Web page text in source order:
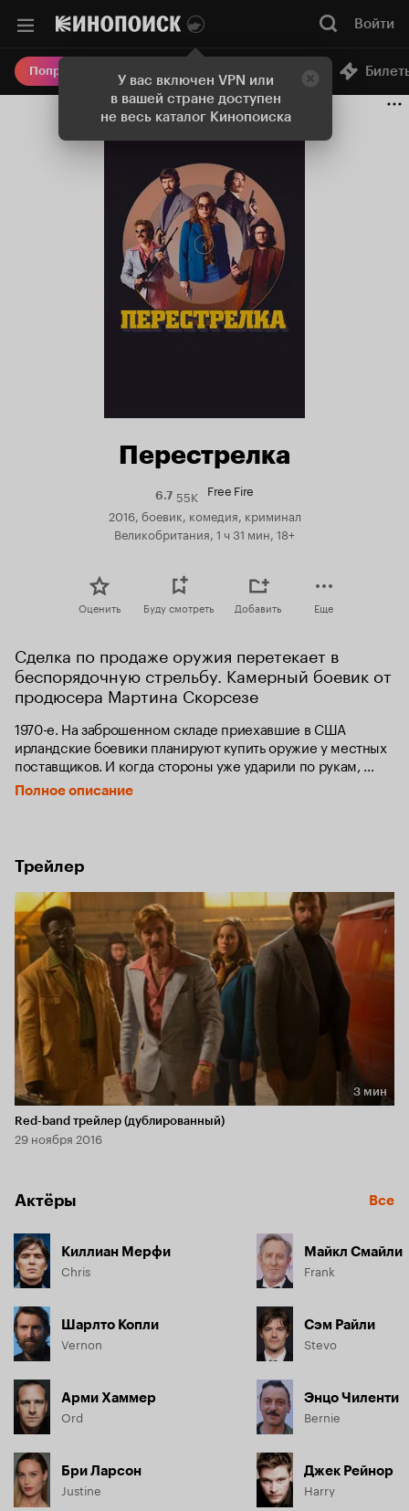
У вас включен VPN или
в вашей стране доступен
не весь каталог Кинопоиска
Войти
Попробовать Плюс Онлайн-кинотеатр
Перестрелка
6.7Рейтинг
55K Free Fire
2016, боевик, комедия, криминал
Великобритания, 1 ч 31 мин, 18+
Оценить Буду смотреть Добавить Еще
Сделка по продаже оружия перетекает в
беспорядочную стрельбу. Камерный боевик от
продюсера Мартина Скорсезе
1970-е. На заброшенном складе приехавшие в США
ирландские боевики планируют купить оружие у местных
поставщиков. И когда стороны уже ударили по рукам,
ситуация внезапно выходит из-под контроля и начинается
беспорядочная стрельба.
Полное описание
Трейлер
Длительность 3 мин
3 мин
Red-band трейлер (дублированный)
29 ноября 2016
Актёры Все
Киллиан Мерфи
Chris
Шарлто Копли
Vernon
Арми Хаммер
Ord
Бри Ларсон
Justine
Майкл Смайли
Frank
Сэм Райли
Stevo
Энцо Чиленти
Bernie
Джек Рейнор
Harry